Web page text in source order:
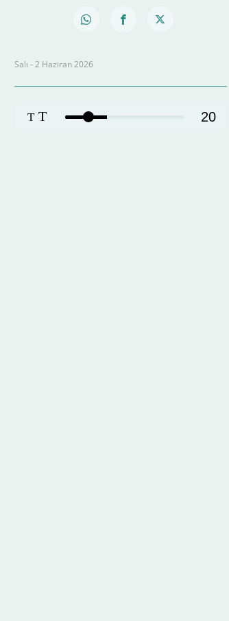
Salı - 2 Haziran 2026
T T 20